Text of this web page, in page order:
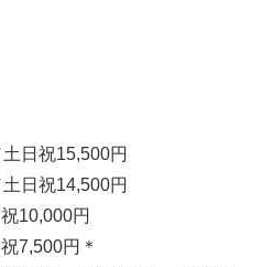
日祝15,500円
日祝14,500円
10,000円
7,500円＊